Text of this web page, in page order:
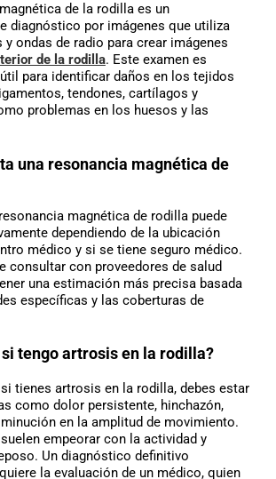
de la rodilla es un
diagnóstico por imágenes que utiliza
ondas de radio para crear imágenes
de la rodilla. Este examen es
para identificar daños en los tejidos
tendones, cartílagos y
problemas en los huesos y las
una resonancia magnética de
magnética de rodilla puede
dependiendo de la ubicación
médico y si se tiene seguro médico.
consultar con proveedores de salud
una estimación más precisa basada
específicas y las coberturas de
tengo artrosis en la rodilla?
tienes artrosis en la rodilla, debes estar
como dolor persistente, hinchazón,
en la amplitud de movimiento.
empeorar con la actividad y
Un diagnóstico definitivo
la evaluación de un médico, quien